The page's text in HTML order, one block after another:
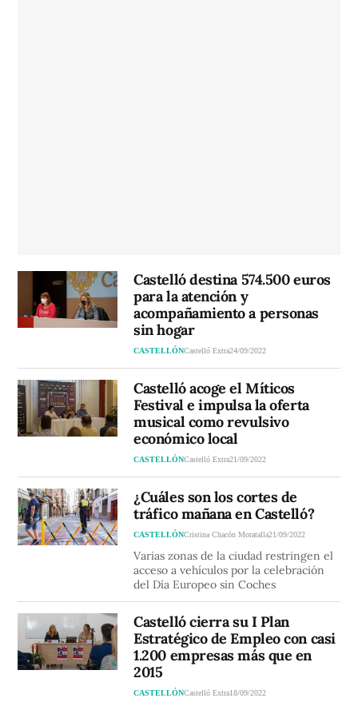
Castelló destina 574.500 euros
para la atención y
acompañamiento a personas
sin hogar
CASTELLÓNCastelló Extra24/09/2022
Castelló acoge el Míticos
Festival e impulsa la oferta
musical como revulsivo
económico local
CASTELLÓNCastelló Extra21/09/2022
¿Cuáles son los cortes de
tráfico mañana en Castelló?
CASTELLÓNCristina Chacón Moratalla21/09/2022
Varias zonas de la ciudad restringen el
acceso a vehículos por la celebración
del Día Europeo sin Coches
Castelló cierra su I Plan
Estratégico de Empleo con casi
1.200 empresas más que en
2015
CASTELLÓNCastelló Extra18/09/2022